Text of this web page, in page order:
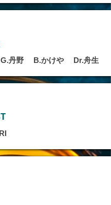
丹野 B.かけや Dr.舟生